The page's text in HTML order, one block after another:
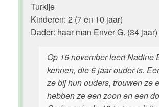
Turkije
Kinderen: 2 (7 en 10 jaar)
Dader: haar man Enver G. (34 jaar)
Op 16 november leert Nadine
kennen, die 6 jaar ouder is.
ze bij hun ouders, trouwen ze
hebben ze een zoon en een